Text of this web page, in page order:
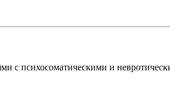
с психосоматическими и